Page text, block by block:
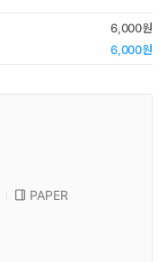
6,000원
6,000원
PAPER